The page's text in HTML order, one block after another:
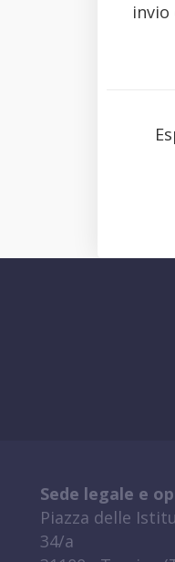
Sede legale e
Piazza delle
34/a